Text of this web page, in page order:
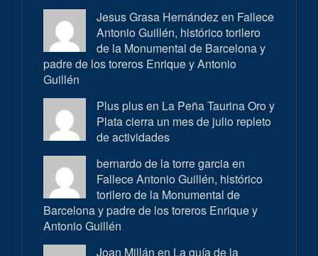
Jesus Grasa Hernández en Fallece
Antonio Guillén, histórico torilero
de la Monumental de Barcelona y
padre de los toreros Enrique y Antonio
Guillén
Plus plus en La Peña Taurina Oro y
Plata cierra un mes de julio repleto
de actividades
bernardo de la torre garcia en
Fallece Antonio Guillén, histórico
torilero de la Monumental de
Barcelona y padre de los toreros Enrique y
Antonio Guillén
Joan Millán en La guía de la